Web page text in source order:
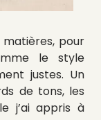
matières, pour
le style
justes. Un
de tons, les
j’ai appris à